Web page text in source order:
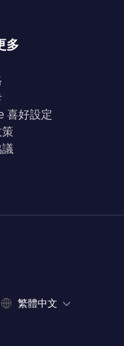
多
喜好設定
策
繁體中文